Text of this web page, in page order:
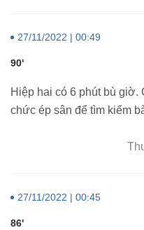
27/11/2022 | 00:49
90'
Hiệp hai có 6 phút bù giờ.
chức ép sân để tìm kiếm
27/11/2022 | 00:45
86'